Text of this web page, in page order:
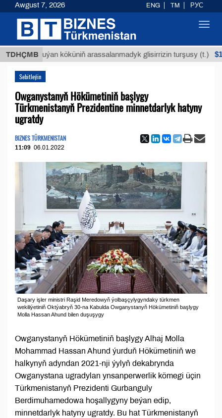
TDHÇMB
Buýan köküniň arassalanmadyk glisirrizin turşusy (t.)
Sebitleýin
Owganystanyň Hökümetiniň başlygy
Türkmenistanyň Prezidentine minnetdarlyk hatyny
ugratdy
BIZNES TÜRKMENISTAN
11:09 06.01.2022
Daşary işler ministri Raşid Meredowyň ýolbaşçylygyndaky türkmen
wekiliýetiniň Oktýabryň 30-na Kabulda Owganystanyň Hökümetiniň başlygy
Molla Hassan Ahund bilen duşuşygy
Owganystanyň Hökümetiniň başlygy Alhaj Molla
Mohammad Hassan Ahund ýurduň Hökümetiniň we
halkynyň adyndan 2021-nji ýylyň dekabrynda
Owganystana ugradylan ynsanperwerlik kömegi üçin
Türkmenistanyň Prezidenti Gurbanguly
Berdimuhamedowa hoşallygyny beýan edip,
minnetdarlyk hatyny ugratdy. Bu hat Türkmenistanyň
Awgust 7, 2026 ENG TM РУС